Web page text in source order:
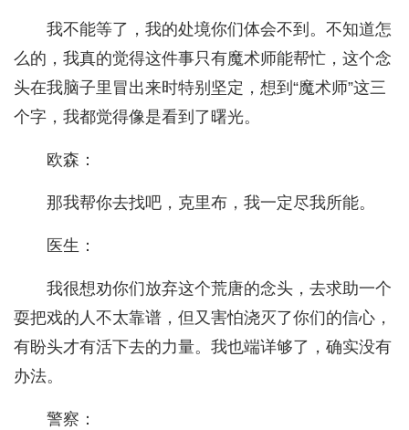
我不能等了，我的处境你们体会不到。不知道怎
么的，我真的觉得这件事只有魔术师能帮忙，这个念
头在我脑子里冒出来时特别坚定，想到“魔术师”这三
个字，我都觉得像是看到了曙光。
欧森：
那我帮你去找吧，克里布，我一定尽我所能。
医生：
我很想劝你们放弃这个荒唐的念头，去求助一个
耍把戏的人不太靠谱，但又害怕浇灭了你们的信心，
有盼头才有活下去的力量。我也端详够了，确实没有
办法。
警察：